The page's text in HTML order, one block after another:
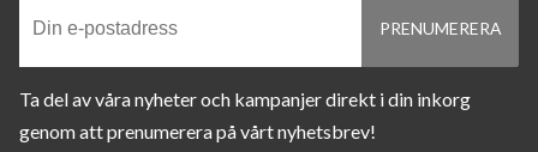
Ta del av våra nyheter och kampanjer direkt i din inkorg
genom att prenumerera på vårt nyhetsbrev!